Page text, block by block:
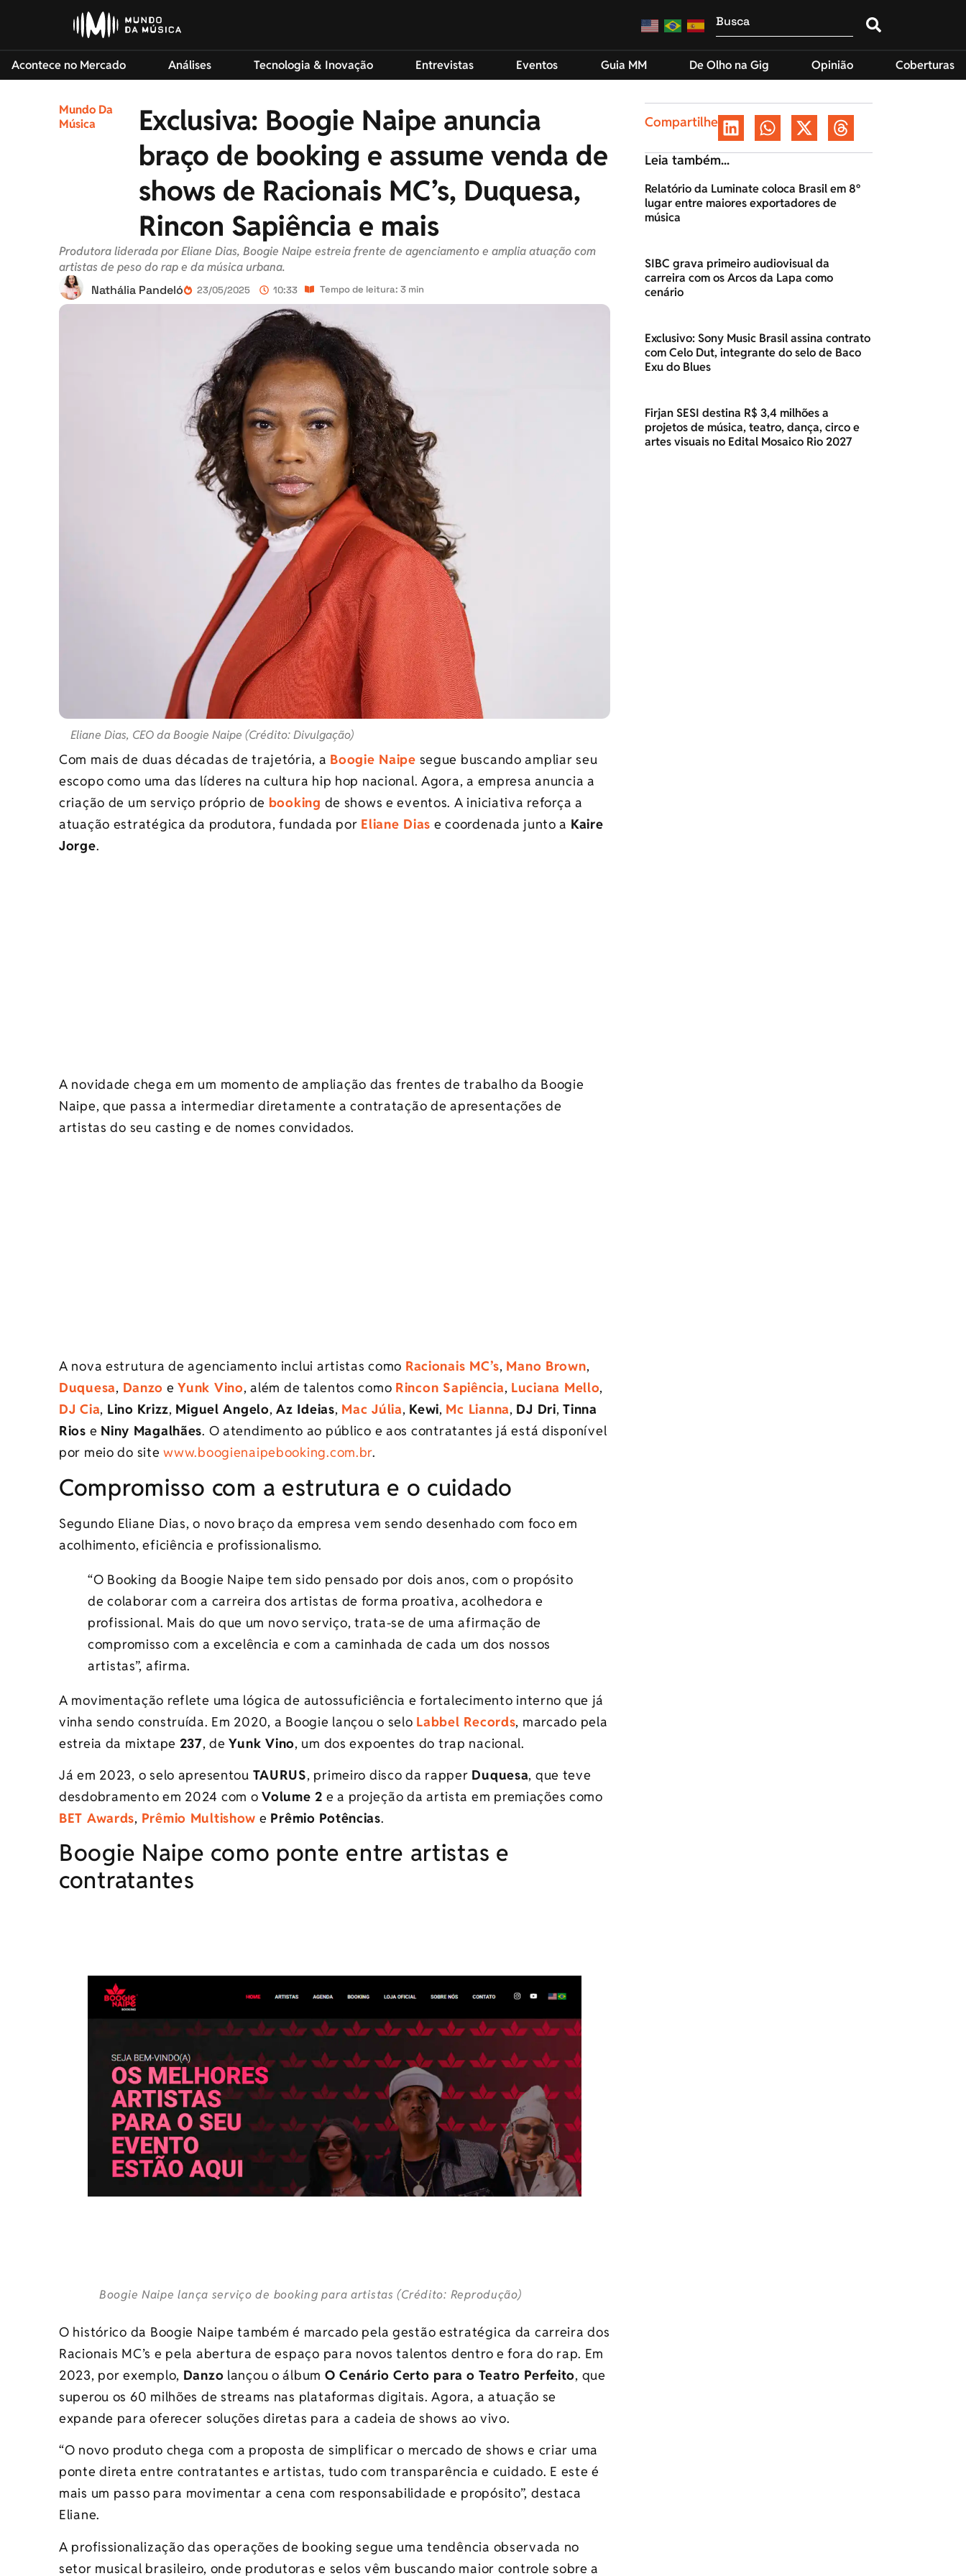
Acontece no Mercado Análises Tecnologia & Inovação Entrevistas Eventos Guia MM De Olho na Gig Opinião Coberturas
Mundo Da
Música
Exclusiva: Boogie Naipe anuncia
braço de booking e assume venda de
shows de Racionais MC’s, Duquesa,
Rincon Sapiência e mais
Produtora liderada por Eliane Dias, Boogie Naipe estreia frente de agenciamento e amplia atuação com
artistas de peso do rap e da música urbana.
Nathália Pandeló
23/05/2025 10:33 Tempo de leitura: 3 min
Eliane Dias, CEO da Boogie Naipe (Crédito: Divulgação)
Com mais de duas décadas de trajetória, a Boogie Naipe segue buscando ampliar seu
escopo como uma das líderes na cultura hip hop nacional. Agora, a empresa anuncia a
criação de um serviço próprio de booking de shows e eventos. A iniciativa reforça a
atuação estratégica da produtora, fundada por Eliane Dias e coordenada junto a Kaire
Jorge.
A novidade chega em um momento de ampliação das frentes de trabalho da Boogie
Naipe, que passa a intermediar diretamente a contratação de apresentações de
artistas do seu casting e de nomes convidados.
A nova estrutura de agenciamento inclui artistas como Racionais MC’s, Mano Brown,
Duquesa, Danzo eYunk Vino, além de talentos como Rincon Sapiência, Luciana Mello,
DJ Cia, Lino Krizz, Miguel Angelo,Az Ideias, Mac Júlia, Kewi, Mc Lianna, DJ Dri,Tinna
Rios e Niny Magalhães. O atendimento ao público e aos contratantes já está disponível
por meio do site www.boogienaipebooking.com.br.
Compromisso com a estrutura e o cuidado
Segundo Eliane Dias, o novo braço da empresa vem sendo desenhado com foco em
acolhimento, eficiência e profissionalismo.
“O Booking da Boogie Naipe tem sido pensado por dois anos, com o propósito
de colaborar com a carreira dos artistas de forma proativa, acolhedora e
profissional. Mais do que um novo serviço, trata-se de uma afirmação de
compromisso com a excelência e com a caminhada de cada um dos nossos
artistas”, afirma.
A movimentação reflete uma lógica de autossuficiência e fortalecimento interno que já
vinha sendo construída. Em 2020, a Boogie lançou o selo Labbel Records, marcado pela
estreia da mixtape 237, deYunk Vino, um dos expoentes do trap nacional.
Já em 2023, o selo apresentou TAURUS, primeiro disco da rapper Duquesa, que teve
desdobramento em 2024 com oVolume 2 e a projeção da artista em premiações como
BET Awards, Prêmio Multishow e Prêmio Potências.
Boogie Naipe como ponte entre artistas e
contratantes
Boogie Naipe lança serviço de booking para artistas (Crédito: Reprodução)
O histórico da Boogie Naipe também é marcado pela gestão estratégica da carreira dos
Racionais MC’s e pela abertura de espaço para novos talentos dentro e fora do rap. Em
2023, por exemplo, Danzo lançou o álbum O Cenário Certo para o Teatro Perfeito, que
superou os 60 milhões de streams nas plataformas digitais. Agora, a atuação se
expande para oferecer soluções diretas para a cadeia de shows ao vivo.
“O novo produto chega com a proposta de simplificar o mercado de shows e criar uma
ponte direta entre contratantes e artistas, tudo com transparência e cuidado. E este é
mais um passo para movimentar a cena com responsabilidade e propósito”, destaca
Eliane.
A profissionalização das operações de booking segue uma tendência observada no
setor musical brasileiro, onde produtoras e selos vêm buscando maior controle sobre a
Compartilhe
Leia também...
Relatório da Luminate coloca Brasil em 8º
lugar entre maiores exportadores de
música
SIBC grava primeiro audiovisual da
carreira com os Arcos da Lapa como
cenário
Exclusivo: Sony Music Brasil assina contrato
com Celo Dut, integrante do selo de Baco
Exu do Blues
Firjan SESI destina R$ 3,4 milhões a
projetos de música, teatro, dança, circo e
artes visuais no Edital Mosaico Rio 2027